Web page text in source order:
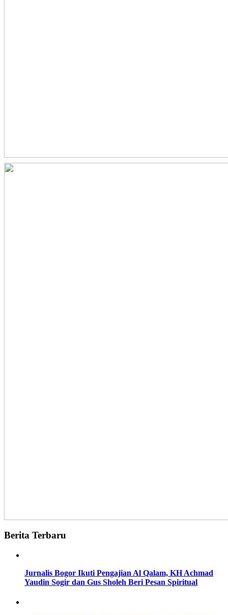
Berita Terbaru
Jurnalis Bogor Ikuti Pengajian Al Qalam, KH Achmad
Yaudin Sogir dan Gus Sholeh Beri Pesan Spiritual